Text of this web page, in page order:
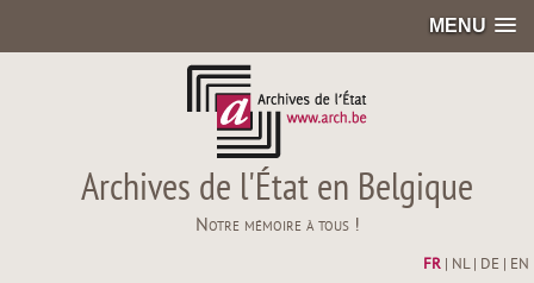
MENU
Archives de l'État en Belgique
Notre mémoire à tous !
FR| NL| DE EN